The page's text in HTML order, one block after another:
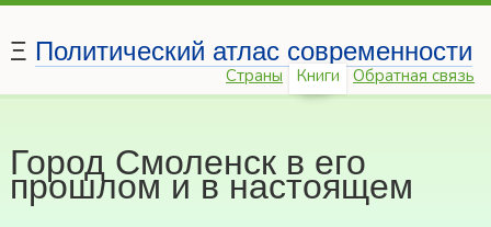
Ξ Политический атлас современности
Страны Книги Обратная связь
Город Смоленск в его
прошлом и в настоящем